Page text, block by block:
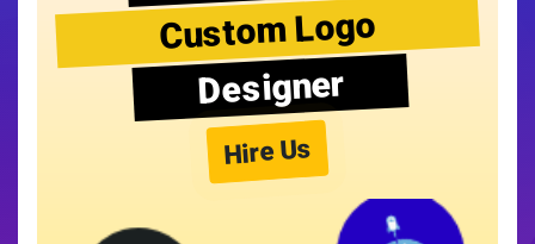
Custom Logo
Designer
Hire Us